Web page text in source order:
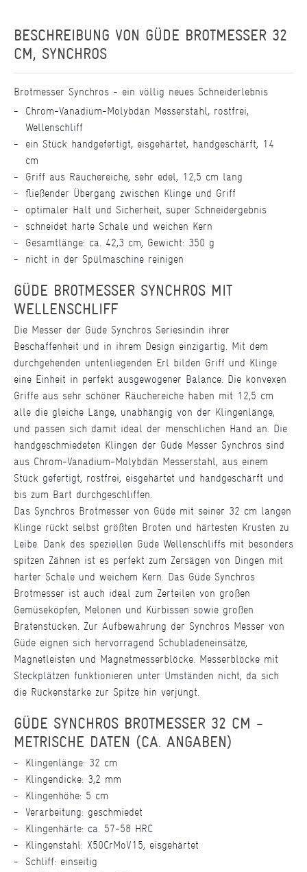
BESCHREIBUNG VON GÜDE BROTMESSER 32
CM, SYNCHROS
Brotmesser Synchros - ein völlig neues Schneiderlebnis
Chrom-Vanadium-Molybdän Messerstahl, rostfrei,
Wellenschliff
ein Stück handgefertigt, eisgehärtet, handgeschärft, 14
cm
Griff aus Räuchereiche, sehr edel, 12,5 cm lang
fließender Übergang zwischen Klinge und Griff
optimaler Halt und Sicherheit, super Schneidergebnis
schneidet harte Schale und weichen Kern
Gesamtlänge: ca. 42,3 cm, Gewicht: 350 g
nicht in der Spülmaschine reinigen
GÜDE BROTMESSER SYNCHROS MIT
WELLENSCHLIFF
Die Messer der Güde Synchros Seriesindin ihrer
Beschaffenheit und in ihrem Design einzigartig. Mit dem
durchgehenden untenliegenden Erl bilden Griff und Klinge
eine Einheit in perfekt ausgewogener Balance. Die konvexen
Griffe aus sehr schöner Räuchereiche haben mit 12,5 cm
alle die gleiche Länge, unabhängig von der Klingenlänge,
und passen sich damit ideal der menschlichen Hand an. Die
handgeschmiedeten Klingen der Güde Messer Synchros sind
aus Chrom-Vanadium-Molybdän Messerstahl, aus einem
Stück gefertigt, rostfrei, eisgehärtet und handgeschärft und
bis zum Bart durchgeschliffen.
Das Synchros Brotmesser von Güde mit seiner 32 cm langen
Klinge rückt selbst größten Broten und härtesten Krusten zu
Leibe. Dank des speziellen Güde Wellenschliffs mit besonders
spitzen Zähnen ist es perfekt zum Zersägen von Dingen mit
harter Schale und weichem Kern. Das Güde Synchros
Brotmesser ist auch ideal zum Zerteilen von großen
Gemüseköpfen, Melonen und Kürbissen sowie großen
Bratenstücken. Zur Aufbewahrung der Synchros Messer von
Güde eignen sich hervorragend Schubladeneinsätze,
Magnetleisten und Magnetmesserblöcke. Messerblöcke mit
Steckplätzen funktionieren unter Umständen nicht, da sich
die Rückenstärke zur Spitze hin verjüngt.
GÜDE SYNCHROS BROTMESSER 32 CM -
METRISCHE DATEN (CA. ANGABEN)
Klingenlänge: 32 cm
Klingendicke: 3,2 mm
Klingenhöhe: 5 cm
Verarbeitung: geschmiedet
Klingenhärte: ca. 57-58 HRC
Klingenstahl: X50CrMoV15, eisgehärtet
Schliff: einseitig